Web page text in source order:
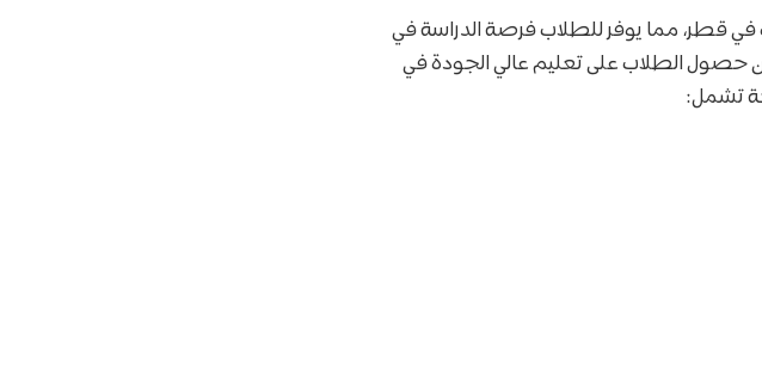
مما يوفر للطلاب فرصة الدراسة في
الطلاب على تعليم عالي الجودة في
تشمل: